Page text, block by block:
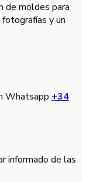
de moldes para
y un
Whatsapp +34
informado de las